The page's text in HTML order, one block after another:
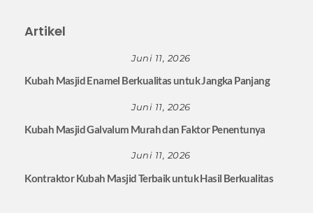
Artikel
Juni 11, 2026
Kubah Masjid Enamel Berkualitas untuk Jangka Panjang
Juni 11, 2026
Kubah Masjid Galvalum Murah dan Faktor Penentunya
Juni 11, 2026
Kontraktor Kubah Masjid Terbaik untuk Hasil Berkualitas